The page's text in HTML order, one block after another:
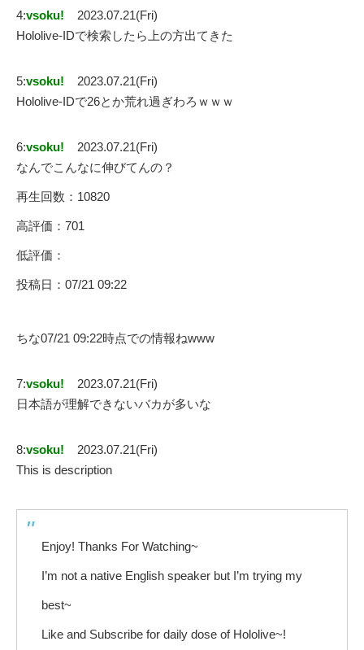
4:vsoku!
2023.07.21(Fri)
Hololive-IDで検索したら上の方出てきた
5:vsoku!
2023.07.21(Fri)
Hololive-IDで26とか荒れ過ぎわろｗｗｗ
6:vsoku!
2023.07.21(Fri)
なんでこんなに伸びてんの？
再生回数：10820
高評価：701
低評価：
投稿日：07/21 09:22
ちな07/21 09:22時点での情報ねwww
7:vsoku!
2023.07.21(Fri)
日本語が理解できないバカが多いな
8:vsoku!
2023.07.21(Fri)
This is description
Enjoy! Thanks For Watching~
I’m not a native English speaker but I’m trying my
best~
Like and Subscribe for daily dose of Hololive~!